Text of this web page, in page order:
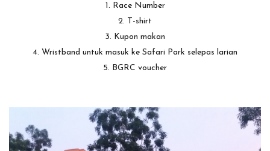
1. Race Number
2. T-shirt
3. Kupon makan
4. Wristband untuk masuk ke Safari Park selepas larian
5. BGRC voucher